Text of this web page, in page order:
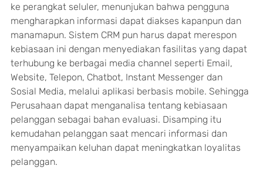
ke perangkat seluler, menunjukan bahwa pengguna
mengharapkan informasi dapat diakses kapanpun dan
manamapun. Sistem CRM pun harus dapat merespon
kebiasaan ini dengan menyediakan fasilitas yang dapat
terhubung ke berbagai media channel seperti Email,
Website, Telepon, Chatbot, Instant Messenger dan
Sosial Media, melalui aplikasi berbasis mobile. Sehingga
Perusahaan dapat menganalisa tentang kebiasaan
pelanggan sebagai bahan evaluasi. Disamping itu
kemudahan pelanggan saat mencari informasi dan
menyampaikan keluhan dapat meningkatkan loyalitas
pelanggan.